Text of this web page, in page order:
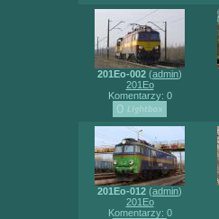
201Eo-002 (admin)
201Eo
Komentarzy: 0
201Eo-012 (admin)
201Eo
Komentarzy: 0